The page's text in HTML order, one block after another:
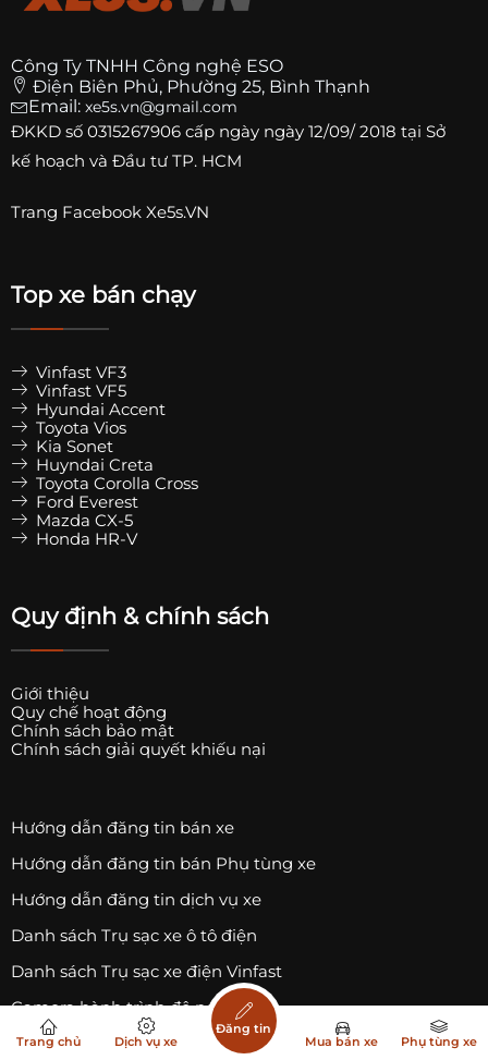
Công Ty TNHH Công nghệ ESO
Điện Biên Phủ, Phường 25, Bình Thạnh
Email: xe5s.vn@gmail.com
ĐKKD số 0315267906 cấp ngày ngày 12/09/ 2018 tại Sở
kế hoạch và Đầu tư TP. HCM
Trang Facebook Xe5s.VN
Top xe bán chạy
Vinfast VF3
Vinfast VF5
Hyundai Accent
Toyota Vios
Kia Sonet
Huyndai Creta
Toyota Corolla Cross
Ford Everest
Mazda CX-5
Honda HR-V
Quy định & chính sách
Giới thiệu
Quy chế hoạt động
Chính sách bảo mật
Chính sách giải quyết khiếu nại
Hướng dẫn đăng tin bán xe
Hướng dẫn đăng tin bán Phụ tùng xe
Hướng dẫn đăng tin dịch vụ xe
Danh sách Trụ sạc xe ô tô điện
Danh sách Trụ sạc xe điện Vinfast
Camera hành trình độ nét 4K
Trang chuyênmua bán xe ô tôcũ mới,mua
Trang chủ Dịch vụ xe
Đăng tin
Mua bán xe
Phụ tùng xe